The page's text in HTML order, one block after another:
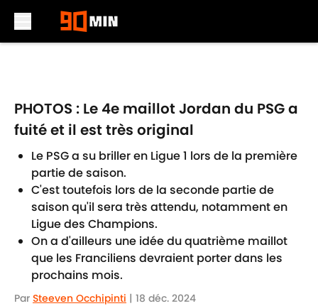
PHOTOS : Le 4e maillot Jordan du PSG a
fuité et il est très original
Le PSG a su briller en Ligue 1 lors de la première
partie de saison.
C'est toutefois lors de la seconde partie de
saison qu'il sera très attendu, notamment en
Ligue des Champions.
On a d'ailleurs une idée du quatrième maillot
que les Franciliens devraient porter dans les
prochains mois.
Par Steeven Occhipinti | 18 déc. 2024